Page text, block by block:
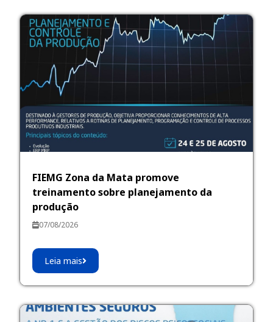
FIEMG Zona da Mata promove
treinamento sobre planejamento da
produção
07/08/2026
Leia mais